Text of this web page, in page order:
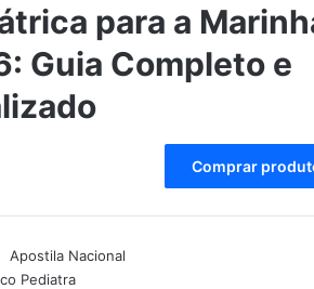
para a
Guia Completo e
Comprar
Apostila Nacional
Pediatra